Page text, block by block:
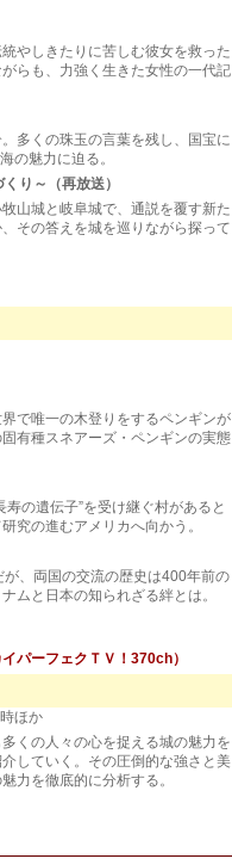
やしきたりに苦しむ彼女を救った
らも、力強く生きた女性の一代記
多くの珠玉の言葉を残し、国宝に
の魅力に迫る。
～（再放送）
山城と岐阜城で、通説を覆す新た
その答えを城を巡りながら探って
で唯一の木登りをするペンギンが
有種スネアーズ・ペンギンの実態
の遺伝子”を受け継ぐ村があると
究の進むアメリカへ向かう。
、両国の交流の歴史は400年前の
ムと日本の知られざる絆とは。
パーフェクＴＶ！370ch）
ほか
くの人々の心を捉える城の魅力を
していく。その圧倒的な強さと美
力を徹底的に分析する。